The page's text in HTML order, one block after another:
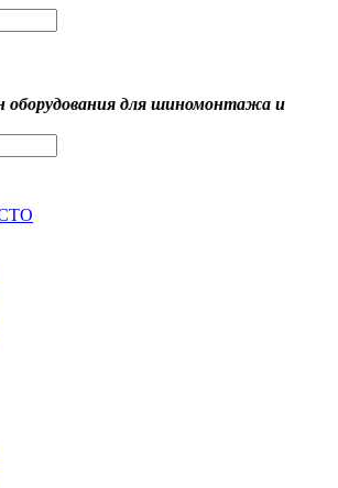
оборудования для шиномонтажа и
СТО